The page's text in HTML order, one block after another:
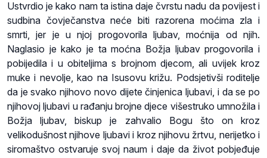
Ustvrdio je kako nam ta istina daje čvrstu nadu da povijest i
sudbina čovječanstva neće biti razorena moćima zla i
smrti, jer je u njoj progovorila ljubav, moćnija od njih.
Naglasio je kako je ta moćna Božja ljubav progovorila i
pobijedila i u obiteljima s brojnom djecom, ali uvijek kroz
muke i nevolje, kao na Isusovu križu. Podsjetivši roditelje
da je svako njihovo novo dijete činjenica ljubavi, i da se po
njihovoj ljubavi u rađanju brojne djece višestruko umnožila i
Božja ljubav, biskup je zahvalio Bogu što on kroz
velikodušnost njihove ljubavi i kroz njihovu žrtvu, nerijetko i
siromaštvo ostvaruje svoj naum i daje da život pobjeđuje